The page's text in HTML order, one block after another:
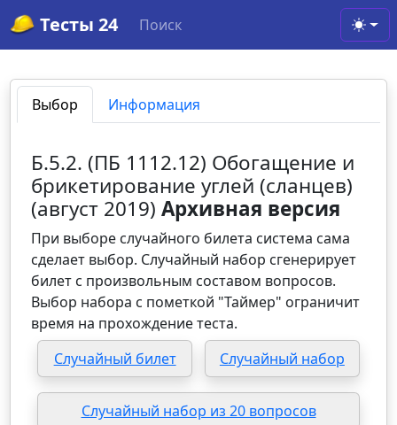
Тесты 24 Поиск
Выбор Информация
Б.5.2. (ПБ 1112.12) Обогащение и
брикетирование углей (сланцев)
(август 2019)Архивная версия
При выборе случайного билета система сама
сделает выбор. Случайный набор сгенерирует
билет с произвольным составом вопросов.
Выбор набора с пометкой "Таймер" ограничит
время на прохождение теста.
Случайный билет
Случайный набор
Случайный набор из 20 вопросов